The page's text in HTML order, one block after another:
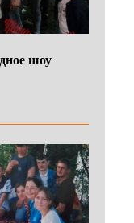
шоу